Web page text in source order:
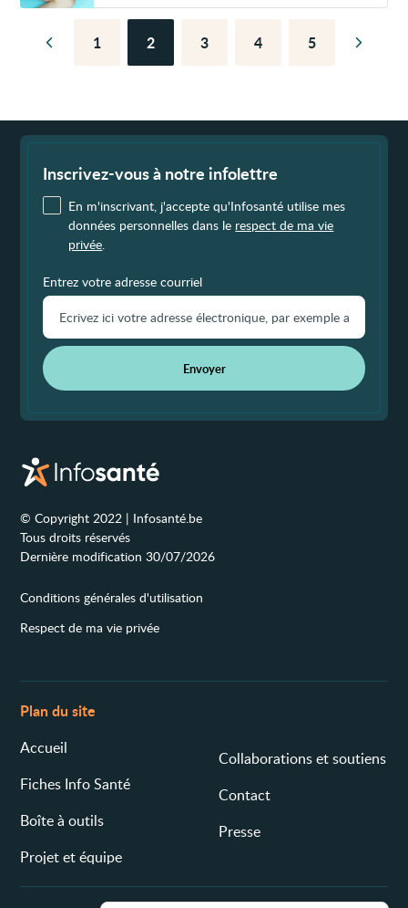
Page Page
1 Page
2 Page
3 Page
4 Page
5 Page
Inscrivez-vous à notre infolettre
En m'inscrivant, j'accepte qu'Infosanté utilise mes
données personnelles dans le respect de ma vie
privée.
Entrez votre adresse courriel
Envoyer
© Copyright 2022 | Infosanté.be
Tous droits réservés
Dernière modification 30/07/2026
Conditions générales d'utilisation
Respect de ma vie privée
Plan du site
Accueil
Fiches Info Santé
Boîte à outils
Projet et équipe
Collaborations et soutiens
Contact
Presse